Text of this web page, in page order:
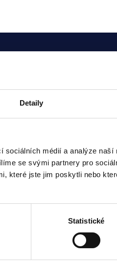
Detaily
sociálních médií a analýze
se svými partnery pro
které jste jim poskytli nebo
Statistické
nájmu s
se spojili, zjistilo, že
ročně víc?